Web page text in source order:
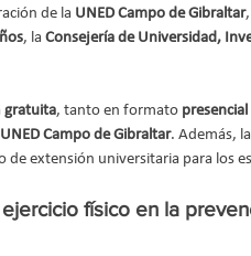
de la UNED Campo de Gibraltar
, la Consejería de Universidad,
gratuita, tanto en formato presencial
UNED Campo de Gibraltar. Además,
de extensión universitaria para los
físico en la